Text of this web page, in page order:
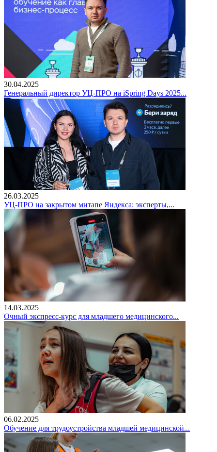
30.04.2025
Генеральный директор УЦ-ПРО на iSpring Days 2025...
26.03.2025
УЦ-ПРО на закрытом митапе Яндекса: эксперты,...
14.03.2025
Очный экспресс-курс для младшего медицинского...
06.02.2025
Обучение для трудоустройства младшей медицинской...